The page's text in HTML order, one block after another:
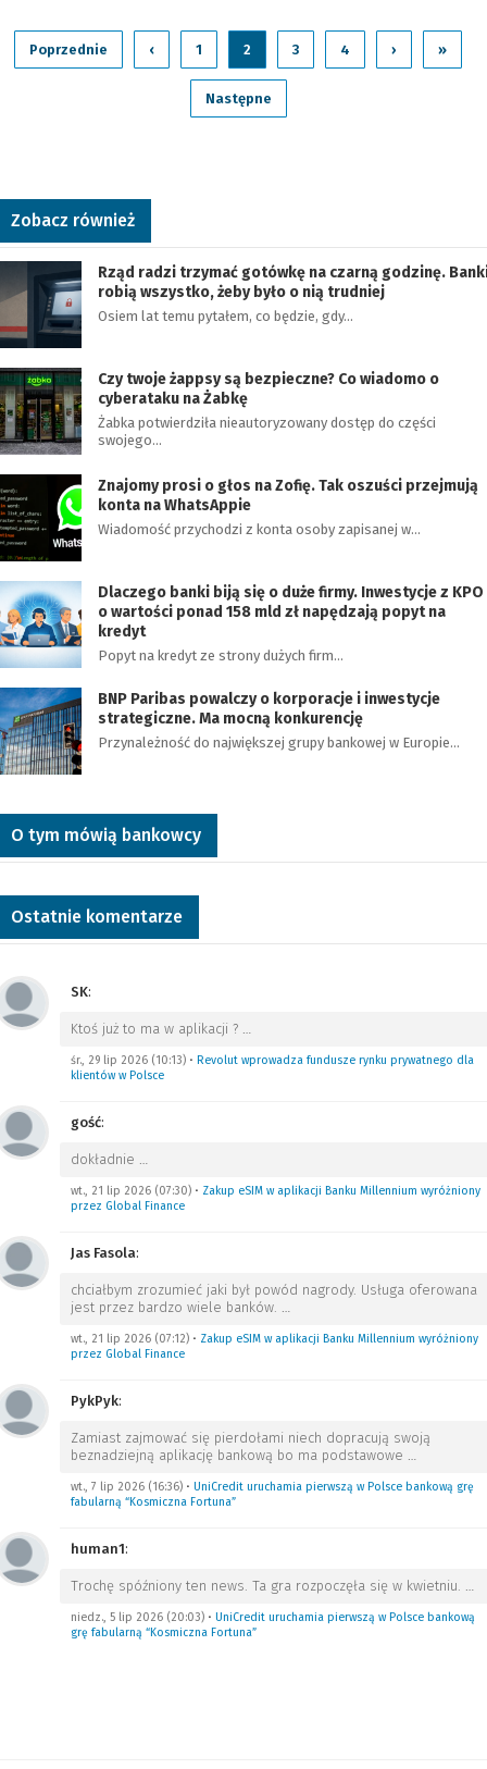
Poprzednie ‹ 1 2 3 4 › »
Następne
Zobacz również
Rząd radzi trzymać gotówkę na czarną godzinę.
robią wszystko, żeby było o nią trudniej
Osiem lat temu pytałem, co będzie, gdy…
Czy twoje żappsy są bezpieczne? Co wiadomo o
cyberataku na Żabkę
Żabka potwierdziła nieautoryzowany dostęp do części
swojego…
Znajomy prosi o głos na Zofię. Tak oszuści przejmują
konta na WhatsAppie
Wiadomość przychodzi z konta osoby zapisanej w…
Dlaczego banki biją się o duże firmy. Inwestycje z KPO
o wartości ponad 158 mld zł napędzają popyt na
kredyt
Popyt na kredyt ze strony dużych firm…
BNP Paribas powalczy o korporacje i inwestycje
strategiczne. Ma mocną konkurencję
Przynależność do największej grupy bankowej w Europie…
O tym mówią bankowcy
Ostatnie komentarze
SK:
Ktoś już to ma w aplikacji ? …
śr., 29 lip 2026 (10:13) • Revolut wprowadza fundusze rynku prywatnego dla
klientów w Polsce
gość:
dokładnie …
wt., 21 lip 2026 (07:30) • Zakup eSIM w aplikacji Banku Millennium wyróżniony
przez Global Finance
Jas Fasola:
chciałbym zrozumieć jaki był powód nagrody. Usługa oferowana
jest przez bardzo wiele banków. …
wt., 21 lip 2026 (07:12) • Zakup eSIM w aplikacji Banku Millennium wyróżniony
przez Global Finance
PykPyk:
Zamiast zajmować się pierdołami niech dopracują swoją
beznadziejną aplikację bankową bo ma podstawowe …
wt., 7 lip 2026 (16:36) • UniCredit uruchamia pierwszą w Polsce bankową grę
fabularną “Kosmiczna Fortuna”
human1:
Trochę spóźniony ten news. Ta gra rozpoczęła się w kwietniu. …
niedz., 5 lip 2026 (20:03) • UniCredit uruchamia pierwszą w Polsce bankową
grę fabularną “Kosmiczna Fortuna”